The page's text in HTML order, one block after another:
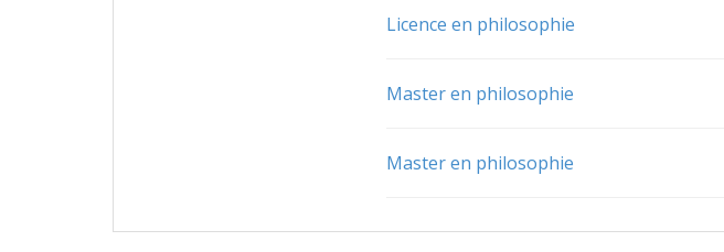
Licence en philosophie
Master en philosophie
Master en philosophie